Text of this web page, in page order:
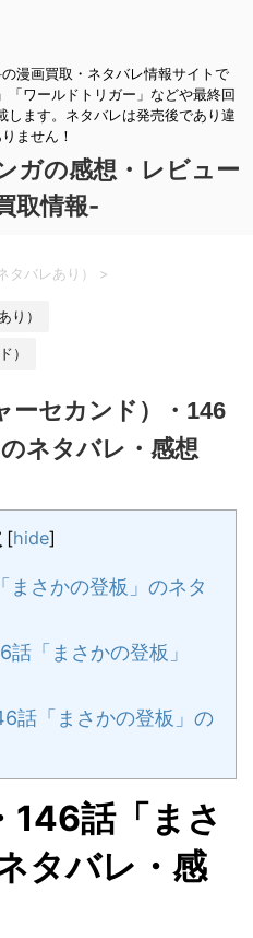
漫画買取・ネタバレ情報サイトで
「ワールドトリガー」などや最終回
します。ネタバレは発売後であり違
ません！
ガの感想・レビュー
取情報-
バレあり） >
り）
）
ーセカンド）・146
ネタバレ・感想
[hide]
さかの登板」のネタ
「まさかの登板」
話「まさかの登板」の
146話「まさ
タバレ・感